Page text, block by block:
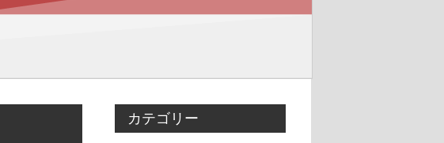
カテゴリー